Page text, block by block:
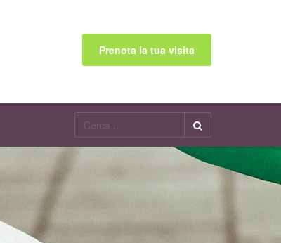
Prenota la tua visita
Cerca...